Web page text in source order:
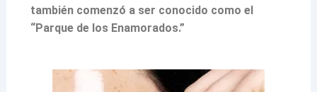
también comenzó a ser conocido como el
“Parque de los Enamorados.”